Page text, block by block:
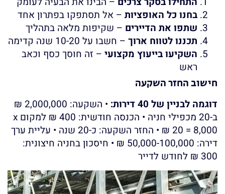
בחנו כל האופציות – אל תסתפקו בפתרון אחד
שתפו את הדיירים – שקיפות מלאה בתהליך
תכננו לטווח ארוך – חשבו על 10-20 שנה קדימה
השקיעו בייעוץ מקצועי – זה חוסך כסף וכאב
ראש
חישוב החזר השקעה
דוגמה לבניין של 40 דירות:
• השקעה: 2,000,000 ₪
ב-20 מכפילי חניה • הכנסה חודשית: 400 ₪ למקום x
20 = 8,000 ₪ • החזר השקעה: כ-20 שנה • עליית ערך
דירה: 50,000-100,000 ₪ • חיסכון בחניה חיצונית:
300 ₪ לחודש לדייר